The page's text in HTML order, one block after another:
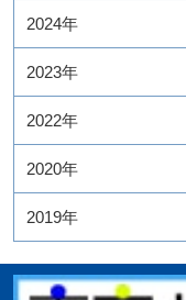
2024年
2023年
2022年
2020年
2019年